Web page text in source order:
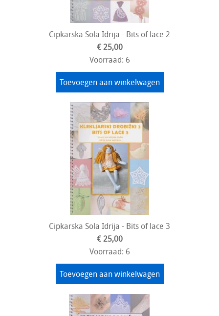
Cipkarska Sola Idrija - Bits of lace 2
€ 25,00
Voorraad: 6
Toevoegen aan winkelwagen
Cipkarska Sola Idrija - Bits of lace 3
€ 25,00
Voorraad: 6
Toevoegen aan winkelwagen